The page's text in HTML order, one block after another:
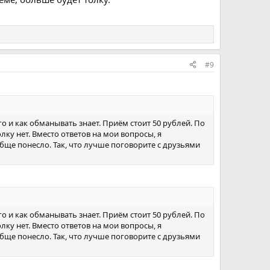
#9
и как обманывать знает. Приём стоит 50 рублей. По
нет. Вместо ответов на мои вопросы, я
понесло. Так, что лучше поговорите с друзьями
и как обманывать знает. Приём стоит 50 рублей. По
нет. Вместо ответов на мои вопросы, я
понесло. Так, что лучше поговорите с друзьями